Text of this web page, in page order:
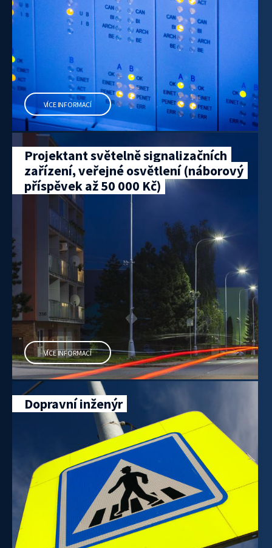
VÍCE INFORMACÍ
Projektant světelně signalizačních
zařízení, veřejné osvětlení (náborový
příspěvek až 50 000 Kč)
VÍCE INFORMACÍ
Dopravní inženýr